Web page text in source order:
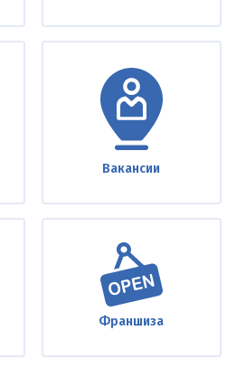
Вакансии
Франшиза